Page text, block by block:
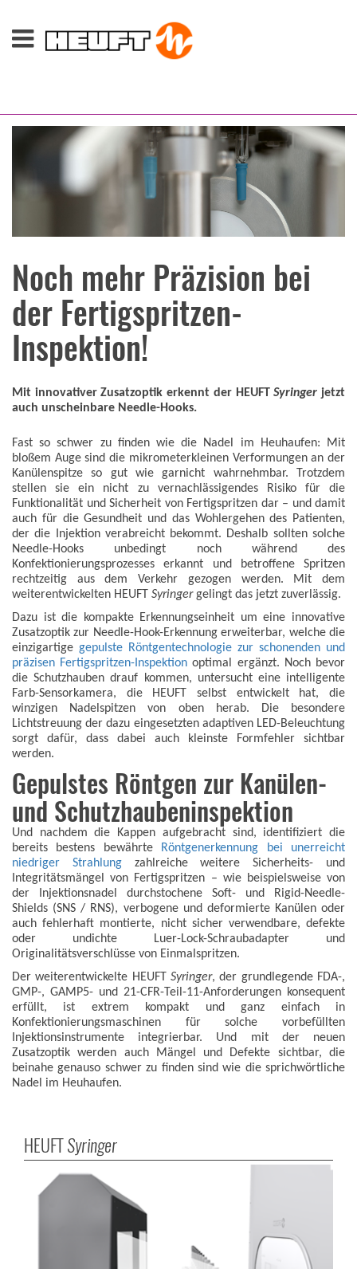
Noch mehr Präzision bei
der Fertigspritzen-
Inspektion!
Mit innovativer Zusatzoptik erkennt der HEUFTSyringer jetzt
auch unscheinbare Needle-Hooks.
Fast so schwer zu finden wie die Nadel im Heuhaufen: Mit
bloßem Auge sind die mikrometerkleinen Verformungen an der
Kanülenspitze so gut wie garnicht wahrnehmbar. Trotzdem
stellen sie ein nicht zu vernachlässigendes Risiko für die
Funktionalität und Sicherheit von Fertigspritzen dar – und damit
auch für die Gesundheit und das Wohlergehen des Patienten,
der die Injektion verabreicht bekommt. Deshalb sollten solche
Needle-Hooks unbedingt noch während des
Konfektionierungsprozesses erkannt und betroffene Spritzen
rechtzeitig aus dem Verkehr gezogen werden. Mit dem
weiterentwickelten HEUFT Syringergelingt das jetzt zuverlässig.
Dazu ist die kompakte Erkennungseinheit um eine innovative
Zusatzoptik zur Needle-Hook-Erkennung erweiterbar, welche die
einzigartige gepulste Röntgentechnologie zur schonenden und
präzisen Fertigspritzen-Inspektion optimal ergänzt. Noch bevor
die Schutzhauben drauf kommen, untersucht eine intelligente
Farb-Sensorkamera, die HEUFT selbst entwickelt hat, die
winzigen Nadelspitzen von oben herab. Die besondere
Lichtstreuung der dazu eingesetzten adaptiven LED-Beleuchtung
sorgt dafür, dass dabei auch kleinste Formfehler sichtbar
werden.
Gepulstes Röntgen zur Kanülen-
und Schutzhaubeninspektion
Und nachdem die Kappen aufgebracht sind, identifiziert die
bereits bestens bewährte Röntgenerkennung bei unerreicht
niedriger Strahlungzahlreiche weitere Sicherheits- und
Integritätsmängel von Fertigspritzen – wie beispielsweise von
der Injektionsnadel durchstochene Soft- und Rigid-Needle-
Shields (SNS / RNS), verbogene und deformierte Kanülen oder
auch fehlerhaft montierte, nicht sicher verwendbare, defekte
oder undichte Luer-Lock-Schraubadapter und
Originalitätsverschlüsse von Einmalspritzen.
Der weiterentwickelte HEUFT Syringer, der grundlegende FDA-,
GMP-, GAMP5- und 21-CFR-Teil-11-Anforderungen konsequent
erfüllt, ist extrem kompakt und ganz einfach in
Konfektionierungsmaschinen für solche vorbefüllten
Injektionsinstrumente integrierbar. Und mit der neuen
Zusatzoptik werden auch Mängel und Defekte sichtbar, die
beinahe genauso schwer zu finden sind wie die sprichwörtliche
Nadel im Heuhaufen.
HEUFTSyringer